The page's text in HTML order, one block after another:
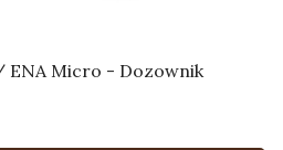
ENA Micro - Dozownik